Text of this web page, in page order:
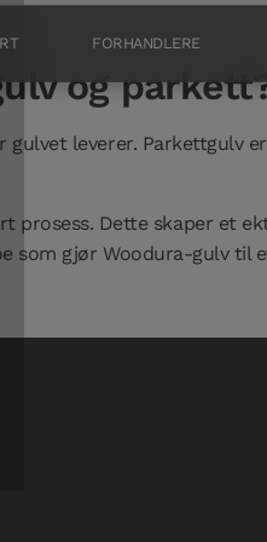
FORHANDLERE
og
leverer. Parkettgulv er
prosess. Dette skaper et
som gjør Woodura-gulv til